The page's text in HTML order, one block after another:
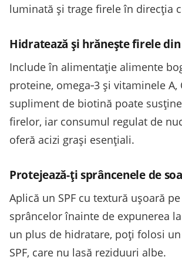
luminată și trage firele în direcția
Hidratează și hrănește firele
Include în alimentație alimente
proteine, omega‑3 și vitaminele A,
supliment de biotină poate
firelor, iar consumul regulat de
oferă acizi grași esențiali.
Protejează-ți sprâncenele de
Aplică un SPF cu textură ușoară
sprâncelor înainte de expunerea
un plus de hidratare, poți folosi
SPF, care nu lasă reziduuri albe.